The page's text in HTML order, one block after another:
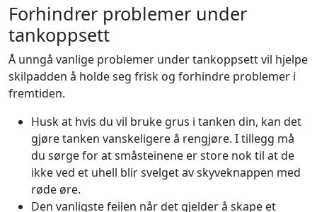
Forhindrer problemer under
tankoppsett
Å unngå vanlige problemer under tankoppsett vil hjelpe
skilpadden å holde seg frisk og forhindre problemer i
fremtiden.
Husk at hvis du vil bruke grus i tanken din, kan det
gjøre tanken vanskeligere å rengjøre. I tillegg må
du sørge for at småsteinene er store nok til at de
ikke ved et uhell blir svelget av skyveknappen med
røde øre.
Den vanligste feilen når det gjelder å skape et